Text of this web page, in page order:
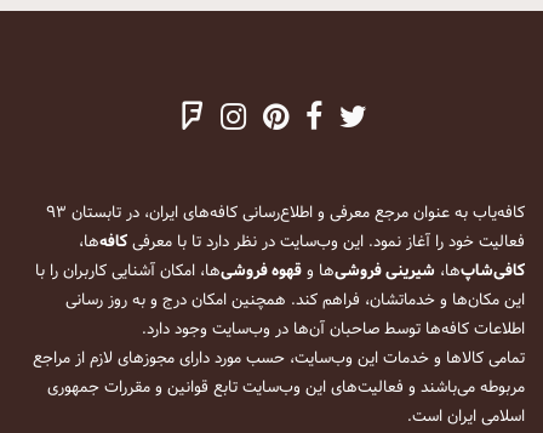
کافه‌یاب به عنوان مرجع معرفی و اطلاع‌رسانی کافه‌های ایران، در تابستان ۹۳
فعالیت خود را آغاز نمود. این وب‌سایت در نظر دارد تا با معرفیکافه‌ها،
کافی‌شاپ‌ها، شیرینی فروشی‌ها وقهوه فروشی‌ها، امکان آشنایی کاربران را با
این مکان‌ها و خدماتشان، فراهم کند. همچنین امکان درج و به روز رسانی
اطلاعات کافه‌ها توسط صاحبان آن‌ها در وب‌سایت وجود دارد.
تمامی کالاها و خدمات این وب‌سایت، حسب مورد دارای مجوزهای لازم از مراجع
مربوطه می‌باشند و فعالیت‌های این وب‌سایت تابع قوانین و مقررات جمهوری
اسلامی ایران است.